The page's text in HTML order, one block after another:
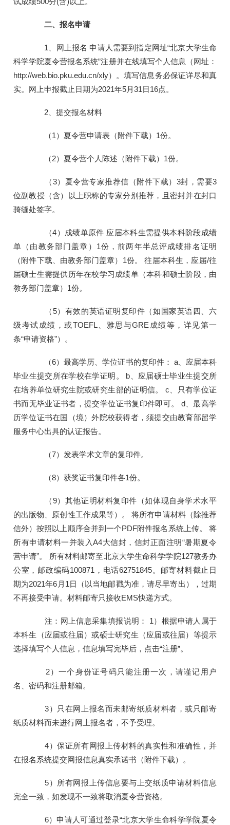
二、报名申请
1、网上报名 申请人需要到指定网址“北京大学生命
科学学院夏令营报名系统”注册并在线填写个人信息（网址：
http://web.bio.pku.edu.cn/xly）。填写信息务必保证详尽和真
实。网上申报截止日期为2021年5月31日16点。
2、提交报名材料
（1）夏令营申请表（附件下载）1份。
（2）夏令营个人陈述（附件下载）1份。
（3）夏令营专家推荐信（附件下载）3封，需要3
位副教授（含）以上职称的专家分别推荐，且密封并在封口
骑缝处签字。
（4）成绩单原件 应届本科生需提供本科阶段成绩
单（由教务部门盖章）1份，前两年半总评成绩排名证明
（附件下载、由教务部门盖章）1份。 往届本科生，应届/往
届硕士生需提供历年在校学习成绩单（本科和硕士阶段，由
教务部门盖章）1份。
（5）有效的英语证明复印件（如国家英语四、六
级考试成绩，或TOEFL、雅思与GRE成绩等，详见第一
条“申请资格”）。
（6）最高学历、学位证书的复印件： a、应届本科
毕业生提交所在学校在学证明。 b、应届硕士毕业生提交所
在培养单位研究生院或研究生部的证明信。 c、只有学位证
书而无毕业证书者，提交学位证书复印件即可。 d、最高学
历学位证书在国（境）外院校获得者，须提交由教育部留学
服务中心出具的认证报告。
（7）发表学术文章的复印件。
（8）获奖证书复印件各1份。
（9）其他证明材料复印件（如体现自身学术水平
的出版物、原创性工作成果等）。 将所有申请材料（除推荐
信外）按照以上顺序合并到一个PDF附件报名系统上传。 将
所有申请材料一并装入A4大信封，信封正面注明“暑期夏令
营申请”。 所有材料邮寄至北京大学生命科学学院127教务办
公室，邮政编码100871，电话62751845。邮寄材料截止日
期为2021年6月1日（以当地邮戳为准，请尽早寄出），过期
不再接受申请。材料邮寄只接收EMS快递方式。
注：网上信息采集填报说明： 1）根据申请人属于
本科生（应届或往届）或硕士研究生（应届或往届）等提示
选择填写个人信息，信息填写完毕后，点击“注册”。
2）一个身份证号码只能注册一次，请谨记用户
名、密码和注册邮箱。
3）只在网上报名而未邮寄纸质材料者，或只邮寄
纸质材料而未进行网上报名者，不予受理。
4）保证所有网报上传材料的真实性和准确性，并
在报名系统提交网报信息真实承诺书（附件下载）。
5）所有网报上传信息要与上交纸质申请材料信息
完全一致，如发现不一致将取消夏令营资格。
6）申请人可通过登录“北京大学生命科学学院夏令